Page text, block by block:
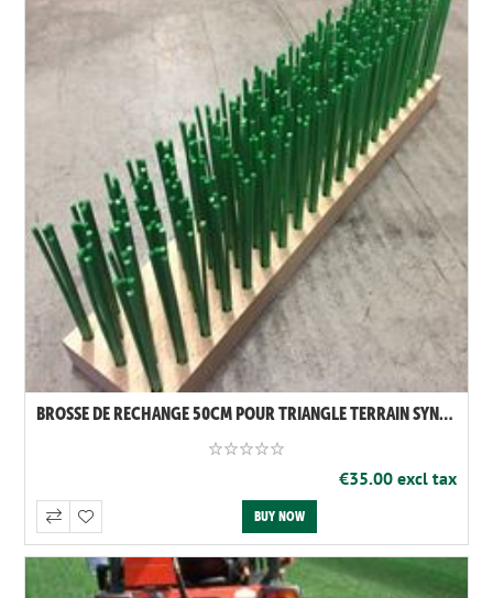
BROSSE DE RECHANGE 50CM POUR TRIANGLE TERRAIN SYNTHÉTIQUE VERT
€35.00 excl tax